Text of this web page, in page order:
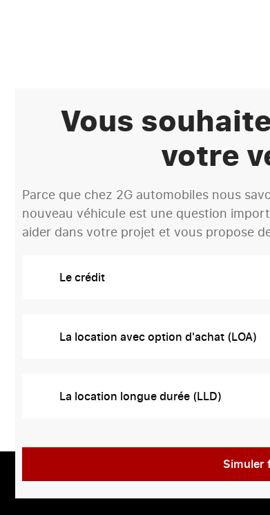
Vous
votre
Parce que chez 2G automobiles nous
nouveau véhicule est une question
aider dans votre projet et vous propose
Le crédit
La location avec option d'achat (LOA)
La location longue durée (LLD)
Simuler